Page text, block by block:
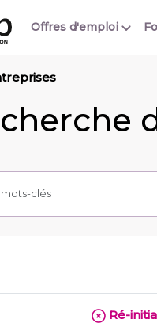
Offres d'emploi
Ré-